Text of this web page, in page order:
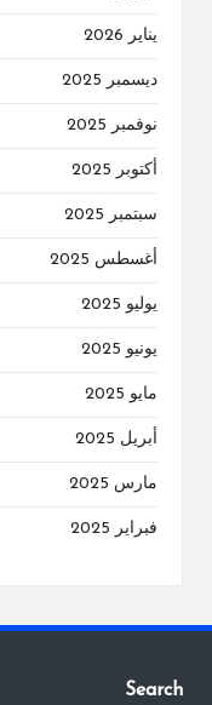
يناير 2026
ديسمبر 2025
نوفمبر 2025
أكتوبر 2025
سبتمبر 2025
أغسطس 2025
يوليو 2025
يونيو 2025
مايو 2025
أبريل 2025
مارس 2025
فبراير 2025
Search